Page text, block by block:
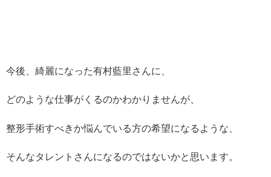
今後、綺麗になった有村藍里さんに、
どのような仕事がくるのかわかりませんが、
整形手術すべきか悩んでいる方の希望になるような、
そんなタレントさんになるのではないかと思います。